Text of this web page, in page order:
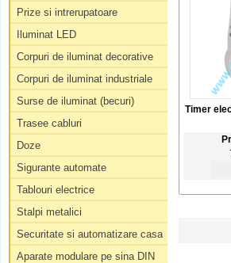
Prize si intrerupatoare
Iluminat LED
Corpuri de iluminat decorative
Corpuri de iluminat industriale
Surse de iluminat (becuri)
Trasee cabluri
Doze
Sigurante automate
Tablouri electrice
Stalpi metalici
Securitate si automatizare casa
Aparate modulare pe sina DIN
Timer